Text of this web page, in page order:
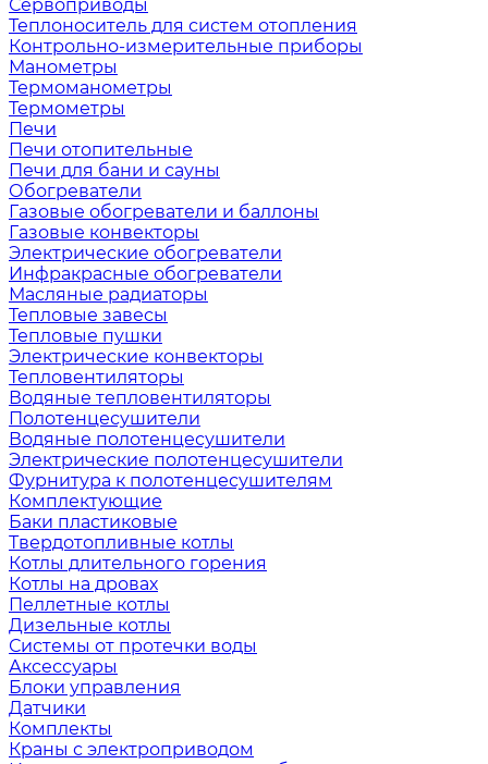
Сервоприводы
Теплоноситель для систем отопления
Контрольно-измерительные приборы
Манометры
Термоманометры
Термометры
Печи
Печи отопительные
Печи для бани и сауны
Обогреватели
Газовые обогреватели и баллоны
Газовые конвекторы
Электрические обогреватели
Инфракрасные обогреватели
Масляные радиаторы
Тепловые завесы
Тепловые пушки
Электрические конвекторы
Тепловентиляторы
Водяные тепловентиляторы
Полотенцесушители
Водяные полотенцесушители
Электрические полотенцесушители
Фурнитура к полотенцесушителям
Комплектующие
Баки пластиковые
Твердотопливные котлы
Котлы длительного горения
Котлы на дровах
Пеллетные котлы
Дизельные котлы
Системы от протечки воды
Аксессуары
Блоки управления
Датчики
Комплекты
Краны с электроприводом